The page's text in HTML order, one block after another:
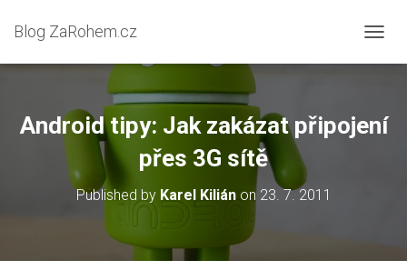
Blog ZaRohem.cz
Ř
O
Android tipy: Jak zakázat připojení
přes 3G sítě
Published by Karel Kiliánon 23. 7. 2011